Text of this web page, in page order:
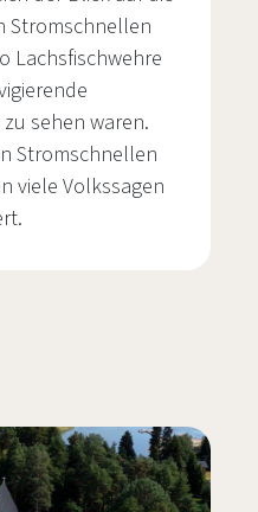
Stromschnellen
Lachsfischwehre
sehen waren.
Stromschnellen
viele Volkssagen